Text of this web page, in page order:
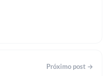
Próximo post →